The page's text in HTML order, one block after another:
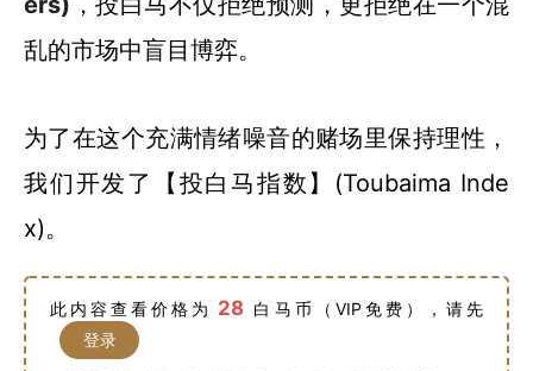
乱的市场中盲目博弈。
为了在这个充满情绪噪音的赌场里保持理性，
我们开发了【投白马指数】(Toubaima Inde
x)。
此内容查看价格为 28 白马币（VIP免费），请先
登录